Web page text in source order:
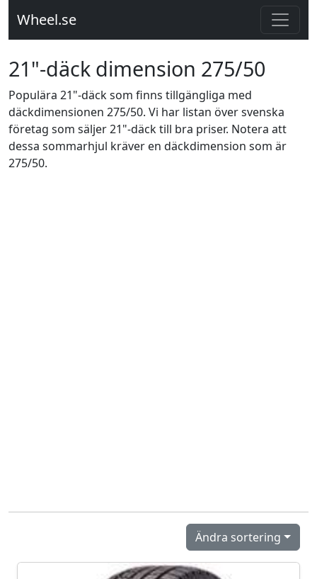
Wheel.se
21"-däck dimension 275/50
Populära 21"-däck som finns tillgängliga med
däckdimensionen 275/50. Vi har listan över svenska
företag som säljer 21"-däck till bra priser. Notera att
dessa sommarhjul kräver en däckdimension som är
275/50.
Ändra sortering